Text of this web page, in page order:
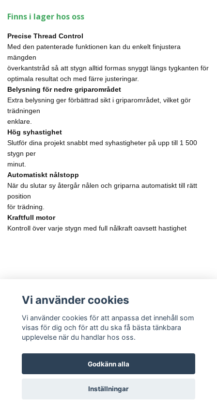
Finns i lager hos oss
Precise Thread Control
Med den patenterade funktionen kan du enkelt finjustera
mängden
överkantstråd så att stygn alltid formas snyggt längs tygkanten för
optimala resultat och med färre justeringar.
Belysning för nedre griparområdet
Extra belysning ger förbättrad sikt i griparområdet, vilket gör
trädningen
enklare.
Hög syhastighet
Slutför dina projekt snabbt med syhastigheter på upp till 1 500
stygn per
minut.
Automatiskt nålstopp
När du slutar sy återgår nålen och griparna automatiskt till rätt
position
för trädning.
Kraftfull motor
Kontroll över varje stygn med full nålkraft oavsett hastighet
Sociala medier
© 2026 SYMASKINCENTER
Vi använder cookies
Vi använder cookies för att anpassa det innehåll som
visas för dig och för att du ska få bästa tänkbara
upplevelse när du handlar hos oss.
Godkänn alla
Inställningar